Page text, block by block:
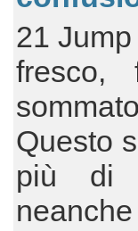
21
fresco,
Questo
più di